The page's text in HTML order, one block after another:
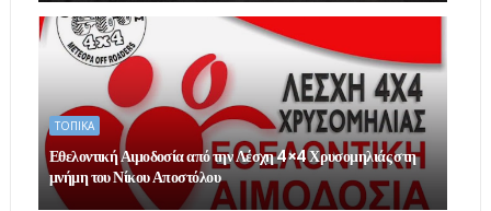
ΤΟΠΙΚΑ
Εθελοντική Αιμοδοσία από την Λέσχη 4×4 Χρυσομηλιάς στη
μνήμη του Νίκου Αποστόλου